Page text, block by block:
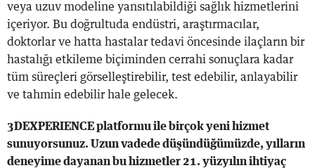
veya uzuv modeline yansıtılabildiği sağlık hizmetlerini
içeriyor. Bu doğrultuda endüstri, araştırmacılar,
doktorlar ve hatta hastalar tedavi öncesinde ilaçların bir
hastalığı etkileme biçiminden cerrahi sonuçlara kadar
tüm süreçleri görselleştirebilir, test edebilir, anlayabilir
ve tahmin edebilir hale gelecek.
3DEXPERIENCE platformu ile birçok yeni hizmet
sunuyorsunuz. Uzun vadede düşündüğümüzde, yılların
deneyime dayanan bu hizmetler 21. yüzyılın ihtiyaç